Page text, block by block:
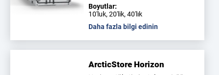
Boyutlar:
10'luk, 20'lik, 40'lık
Daha fazla bilgi edinin
ArcticStore Horizon